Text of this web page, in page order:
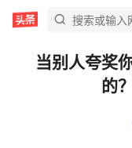
当别人夸奖
的